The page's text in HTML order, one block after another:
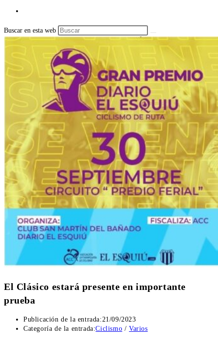
Buscar en esta web
El Clásico estará presente en importante
prueba
Publicación de la entrada:21/09/2023
Categoría de la entrada:Ciclismo / Varios